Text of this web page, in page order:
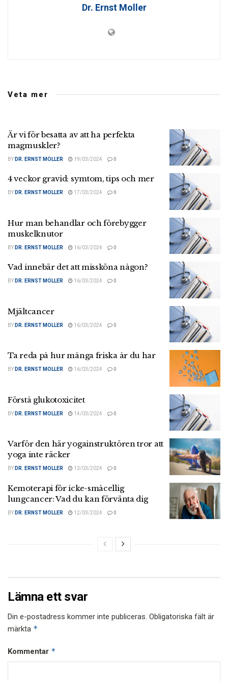
Dr. Ernst Moller
Veta mer
Är vi för besatta av att ha perfekta
magmuskler?
BY DR. ERNST MOLLER 19/03/2024 0
4 veckor gravid: symtom, tips och mer
BY DR. ERNST MOLLER 17/03/2024 0
Hur man behandlar och förebygger
muskelknutor
BY DR. ERNST MOLLER 16/03/2024 0
Vad innebär det att missköna någon?
BY DR. ERNST MOLLER 16/03/2024 0
Mjältcancer
BY DR. ERNST MOLLER 16/03/2024 0
Ta reda på hur många friska år du har
BY DR. ERNST MOLLER 16/03/2024 0
Förstå glukotoxicitet
BY DR. ERNST MOLLER 14/03/2024 0
Varför den här yogainstruktören tror att
yoga inte räcker
BY DR. ERNST MOLLER 13/03/2024 0
Kemoterapi för icke-småcellig
lungcancer: Vad du kan förvänta dig
BY DR. ERNST MOLLER 12/03/2024 0
Lämna ett svar
Din e-postadress kommer inte publiceras. Obligatoriska fält är
märkta *
Kommentar *